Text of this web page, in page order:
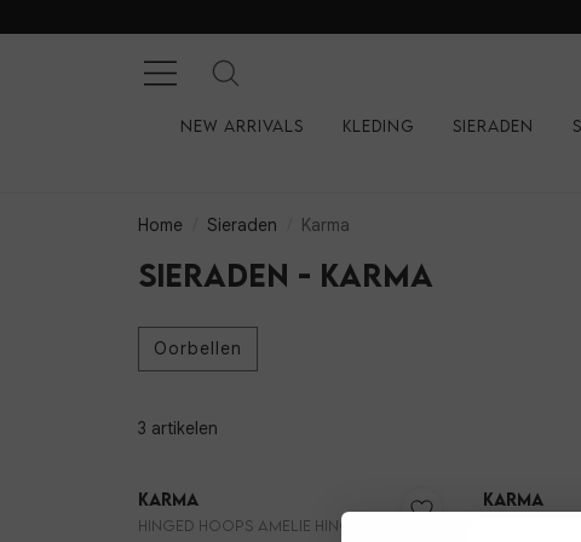
New arrivals Kleding Sieraden
Home Sieraden Karma
Sieraden - Karma
Oorbellen
3 artikelen
Karma Karma